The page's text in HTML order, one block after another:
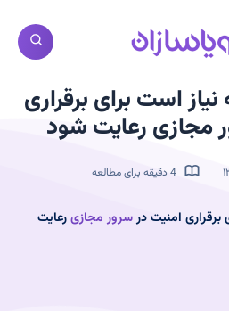
نیاز است برای برقراری
مجازی رعایت شود
4 دقیقه برای مطالعه
سرور مجازیرعایت